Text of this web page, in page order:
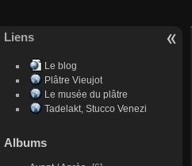
Liens
Le blog
Plâtre Vieujot
Le musée du plâtre
Tadelakt, Stucco Venezi
Albums